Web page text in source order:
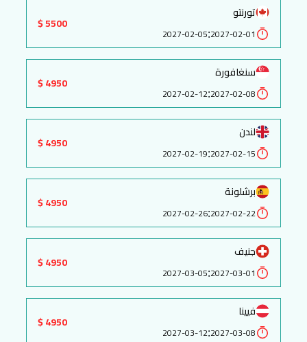
تورنتو
2027-02-01
:
2027-02-05
5500 $
سنغافورة
2027-02-08
:
2027-02-12
4950 $
لندن
2027-02-15
:
2027-02-19
4950 $
برشلونة
2027-02-22
:
2027-02-26
4950 $
جنيف
2027-03-01
:
2027-03-05
4950 $
فيينا
2027-03-08
:
2027-03-12
4950 $